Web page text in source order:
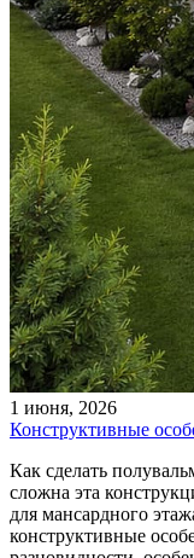
1 июня, 2026
Конструктивные
Как сделать
сложна эта
для мансардного
конструктивные